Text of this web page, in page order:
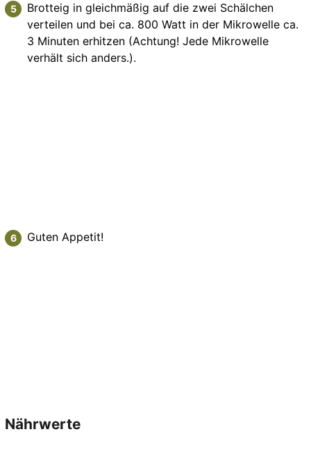
Brotteig in gleichmäßig auf die zwei Schälchen
verteilen und bei ca. 800 Watt in der Mikrowelle ca.
3 Minuten erhitzen (Achtung! Jede Mikrowelle
verhält sich anders.).
Guten Appetit!
Nährwerte